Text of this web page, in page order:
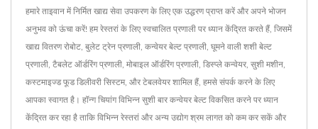
हमारे ताइवान में निर्मित खाद्य सेवा उपकरण के लिए एक उद्धरण प्राप्त करें और अपने भोजन
अनुभव को ऊंचा करें! हम रेस्तरां के लिए स्वचालित प्रणाली पर ध्यान केंद्रित करते हैं, जिसमें
खाद्य वितरण रोबोट, बुलेट ट्रेन प्रणाली, कन्वेयर बेल्ट प्रणाली, घूमने वाली शशी बेल्ट
प्रणाली, टैबलेट ऑर्डरिंग प्रणाली, मोबाइल ऑर्डरिंग प्रणाली, डिस्प्ले कन्वेयर, सुशी मशीन,
कस्टमाइज्ड फूड डिलीवरी सिस्टम, और टेबलवेयर शामिल हैं, हमसे संपर्क करने के लिए
आपका स्वागत है। हॉन्ग चियांग विभिन्न सुशी बार कन्वेयर बेल्ट विकसित करने पर ध्यान
केंद्रित कर रहा है ताकि विभिन्न रेस्तरां और अन्य उद्योग श्रम लागत को कम कर सकें और